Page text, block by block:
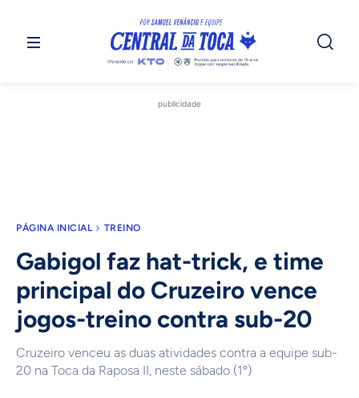
publicidade
PÁGINA INICIAL TREINO
Gabigol faz hat-trick, e time
principal do Cruzeiro vence
jogos-treino contra sub-20
Cruzeiro venceu as duas atividades contra a equipe sub-
20 na Toca da Raposa II, neste sábado (1º)